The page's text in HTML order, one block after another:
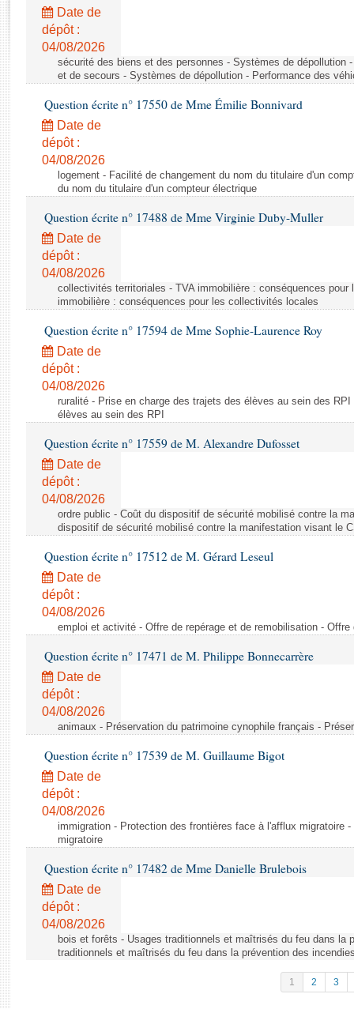
Rapports législatifs
Rapports sur l'application des lois
Baromètre de l’application des lois
Dossiers législatifs
Budget et sécurité sociale
Questions écrites et orales
Comptes rendus des débats
Date de
dépôt :
04/08/2026
sécurité des biens et des personnes - Systèmes de dépollution
et de secours - Systèmes de dépollution - Performance des
Question écrite n° 17550 de Mme Émilie Bonnivard
Date de
dépôt :
04/08/2026
logement - Facilité de changement du nom du titulaire d'un
du nom du titulaire d'un compteur électrique
Question écrite n° 17488 de Mme Virginie Duby-Muller
Date de
dépôt :
04/08/2026
collectivités territoriales - TVA immobilière : conséquences
immobilière : conséquences pour les collectivités locales
Question écrite n° 17594 de Mme Sophie-Laurence Roy
Date de
dépôt :
04/08/2026
ruralité - Prise en charge des trajets des élèves au sein des
élèves au sein des RPI
Question écrite n° 17559 de M. Alexandre Dufosset
Date de
dépôt :
04/08/2026
ordre public - Coût du dispositif de sécurité mobilisé contre la
dispositif de sécurité mobilisé contre la manifestation visant le
Question écrite n° 17512 de M. Gérard Leseul
Date de
dépôt :
04/08/2026
emploi et activité - Offre de repérage et de remobilisation -
Question écrite n° 17471 de M. Philippe Bonnecarrère
Date de
dépôt :
04/08/2026
animaux - Préservation du patrimoine cynophile français -
Question écrite n° 17539 de M. Guillaume Bigot
Date de
dépôt :
04/08/2026
immigration - Protection des frontières face à l'afflux migratoire
migratoire
Question écrite n° 17482 de Mme Danielle Brulebois
Date de
dépôt :
04/08/2026
bois et forêts - Usages traditionnels et maîtrisés du feu dans la
traditionnels et maîtrisés du feu dans la prévention des
1 2 3